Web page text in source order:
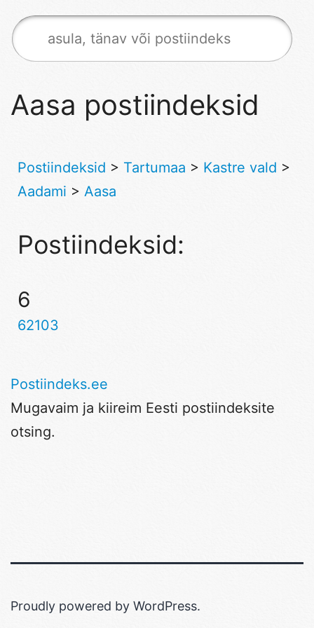
Aasa postiindeksid
Postiindeksid > Tartumaa > Kastre vald >
Aadami > Aasa
Postiindeksid:
6
62103
Postiindeks.ee
Mugavaim ja kiireim Eesti postiindeksite
otsing.
Proudly powered by WordPress.